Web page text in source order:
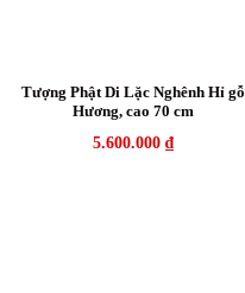
Tượng Phật Di Lặc Nghênh Hỉ gỗ
Hương, cao 70 cm
5.600.000 ₫